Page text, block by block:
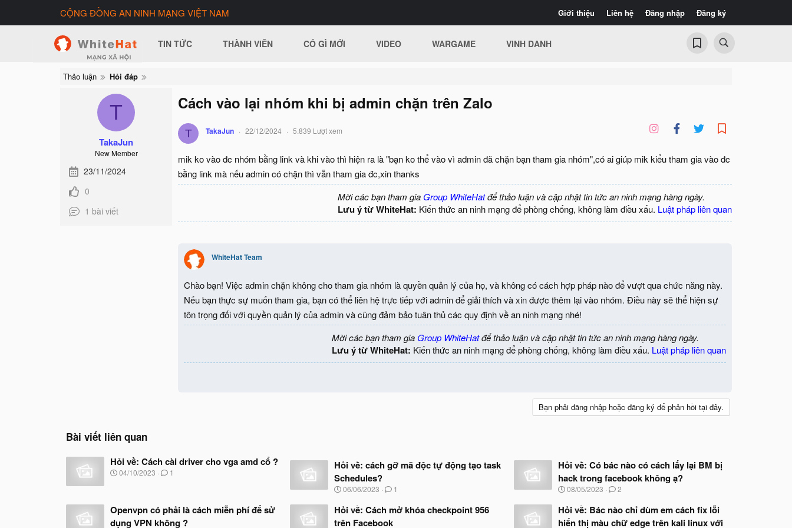
Giới thiệu Liên hệ Đăng nhập Đăng ký
CỘNG ĐỒNG AN NINH MẠNG VIỆT NAM
TIN TỨC THÀNH VIÊN CÓ GÌ MỚI VIDEO WARGAME VINH DANH
Thảo luận Hỏi đáp
T
TakaJun
New Member
23/11/2024
0
1 bài viết
Cách vào lại nhóm khi bị admin chặn trên Zalo
T TakaJun 22/12/2024 5.839 Lượt xem
mik ko vào đc nhóm bằng link và khi vào thì hiện ra là "bạn ko thể vào vì admin đã chặn bạn tham gia nhóm",có ai giúp mik kiểu tham gia vào đc
bằng link mà nếu admin có chặn thì vẫn tham gia đc,xin thanks
Mời các bạn tham gia Group WhiteHatđể thảo luận và cập nhật tin tức an ninh mạng hàng ngày.
Lưu ý từ WhiteHat: Kiến thức an ninh mạng để phòng chống, không làm điều xấu. Luật pháp liên quan
WhiteHat Team
Chào bạn! Việc admin chặn không cho tham gia nhóm là quyền quản lý của họ, và không có cách hợp pháp nào để vượt qua chức năng này.
Nếu bạn thực sự muốn tham gia, bạn có thể liên hệ trực tiếp với admin để giải thích và xin được thêm lại vào nhóm. Điều này sẽ thể hiện sự
tôn trọng đối với quyền quản lý của admin và cũng đảm bảo tuân thủ các quy định về an ninh mạng nhé!
Mời các bạn tham gia Group WhiteHatđể thảo luận và cập nhật tin tức an ninh mạng hàng ngày.
Lưu ý từ WhiteHat: Kiến thức an ninh mạng để phòng chống, không làm điều xấu. Luật pháp liên quan
Bạn phải đăng nhập hoặc đăng ký để phản hồi tại đây.
Bài viết liên quan
Hỏi về: Cách cài driver cho vga amd cổ ?
N
b
04/10/2023 1
Hỏi về: cách gỡ mã độc tự động tạo task
Schedules?
N
à
y
06/06/2023 1
Hỏi về: Có bác nào có cách lấy lại BM bị
hack trong facebook không ạ?
N
à
y
08/05/2023 2
Openvpn có phải là cách miễn phí để sử
dụng VPN không ?
Hỏi về: Cách mở khóa checkpoint 956
trên Facebook
Hỏi về: Bác nào chỉ dùm em cách fix lỗi
hiển thị màu chữ edge trên kali linux với